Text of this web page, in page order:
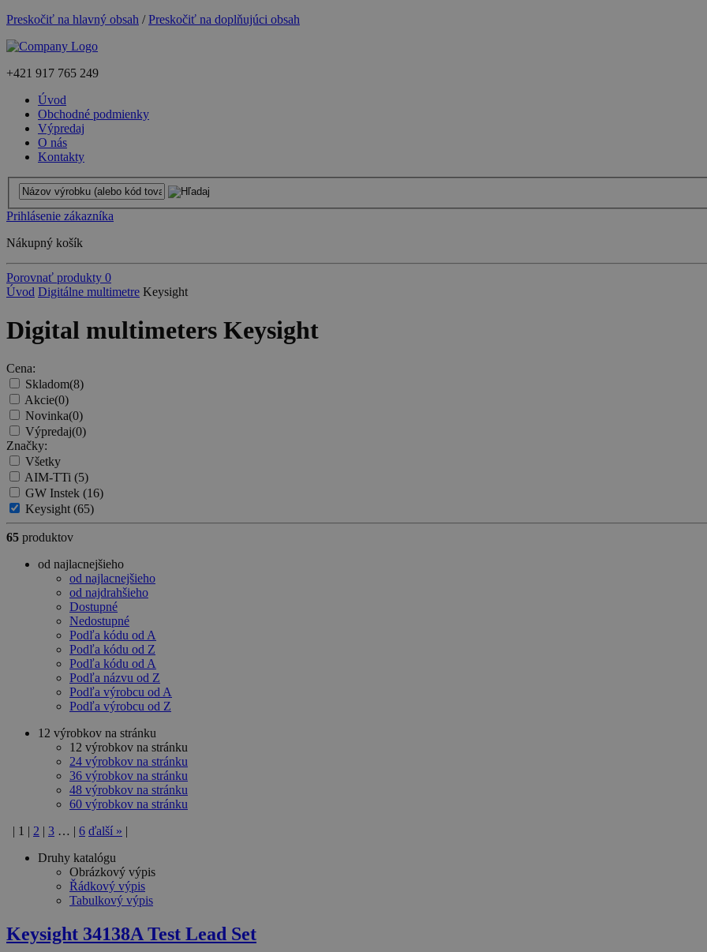
Preskočiť na hlavný obsah /Preskočiť na doplňujúci obsah
+421 917 765 249
Úvod
Obchodné podmienky
Výpredaj
O nás
Kontakty
Prihlásenie zákazníka
Nákupný košík
Porovnať produkty 0
Úvod Digitálne multimetre Keysight
Digital multimeters Keysight
Cena:
Skladom(8)
Akcie(0)
Novinka(0)
Výpredaj(0)
Značky:
Všetky
AIM-TTi (5)
GW Instek (16)
Keysight(65)
65 produktov
od najlacnejšieho
od najlacnejšieho
od najdrahšieho
Dostupné
Nedostupné
Podľa kódu od A
Podľa kódu od Z
Podľa kódu od A
Podľa názvu od Z
Podľa výrobcu od A
Podľa výrobcu od Z
12 výrobkov na stránku
12 výrobkov na stránku
24 výrobkov na stránku
36 výrobkov na stránku
48 výrobkov na stránku
60 výrobkov na stránku
1 2 3 … 6 ďalší »
Druhy katalógu
Obrázkový výpis
Řádkový výpis
Tabulkový výpis
Keysight 34138A Test Lead Set